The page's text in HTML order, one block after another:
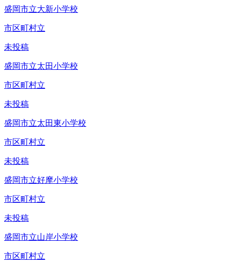
盛岡市立大新小学校
市区町村立
未投稿
盛岡市立太田小学校
市区町村立
未投稿
盛岡市立太田東小学校
市区町村立
未投稿
盛岡市立好摩小学校
市区町村立
未投稿
盛岡市立山岸小学校
市区町村立